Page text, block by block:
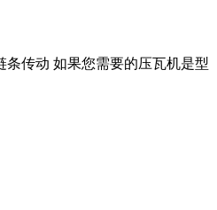
条传动 如果您需要的压瓦机是型